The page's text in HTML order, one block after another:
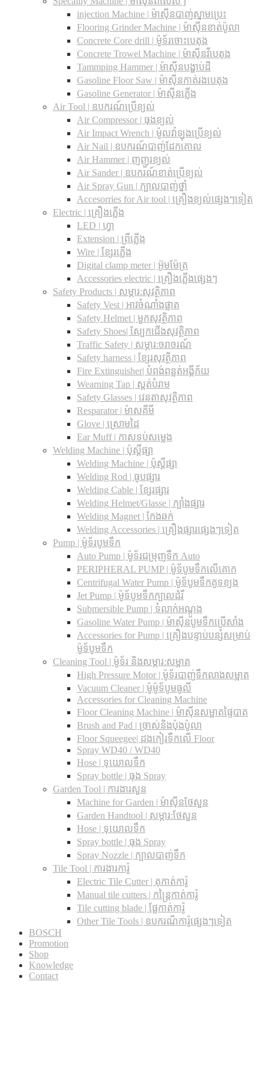
injection Machine | ម៉ាស៊ីនបាញ់ស្នាមប្រេះ
Flooring Grinder Machine | ម៉ាស៊ីនខាត់ប៉ូលា
Concrete Core drill | ម៉ូទ័រចោះបេតុង
Concrete Trowel Machine | ម៉ាស៊ីនវីបេតុង
Tammping Hammer | ម៉ាស៊ីនបង្ហាប់ដី
Gasoline Floor Saw | ម៉ាស៊ីនកាត់រងបេតុង
Gasoline Generator | ម៉ាស៊ីនភ្លើង
Air Tool | ឧបករណ៍ប្រើខ្យល់
Air Compressor | ធុងខ្យល់
Air Impact Wrench | ម៉ូលវ៉ាឡុងប្រើខ្យល់
Air Nail | ឧបករណ៍បាញ់ដែកគោល
Air Hammer | ញញួរខ្យល់
Air Sander | ឧបករណ៍ខាត់ប្រើខ្យល់
Air Spray Gun | ក្បាលបាញ់ថ្នាំ
Accesorries for Air tool | គ្រឿងខ្យល់ផ្សេងៗទៀត
Electric | គ្រឿងភ្លើង
LED | ហ្វា
Extension | ព្រីភ្លើង
Wire | ខ្សែរភ្លើង
Digital clamp meter | អ៊ូមម៉ែត្រ
Accessories electric | គ្រឿងភ្លើងផ្សេងៗ
Safety Products | សម្ភារ:សុវត្ថិភាព
Safety Vest | អាវចំណាំងផ្លាត
Safety Helmet | មួកសុវត្ថិភាព
Safety Shoes| ស្បែកជើងសុវត្ថិភាព
Traffic Safety​ | សម្ភារ:ចរាចរណ៍
Safety harness | ខ្សែរសុវត្ថិភាព
Fire Extinguisher| បំពង់ពន្លត់អង្គីភ័យ
Wearning Tap | ស្គត់បំរាម
Safety Glasses | វេនតាសុវត្ថិភាព
Resparator | ម៉ាសគីមី
Glove | ស្រោមដៃ
Ear Muff | កាសទប់សម្លេង
Welding Machine | ប៉ុស្តិ៍ផ្សា
Welding Machine | ប៉ុស្តិ៍ផ្សា
Welding Rod | ធូបផ្សារ
Welding Cable | ខ្សែរផ្សារ
Welding Helmet/Glasse | ក្បាំងផ្សារ
Welding Magnet | កែងឆក់
Welding Accessories | គ្រឿងផ្សារផ្សេងៗទៀត
Pump | ម៉ូទ័របូមទឹក
Auto Pump | ម៉ូទ័រជម្រុញទឹក Auto
PERIPHERAL PUMP | ម៉ូទ័បូមទឹកលើគោក
Centrifugal Water Pump | ម៉ូទ័បូមទឹកគូទខ្យង
Jet Pump | ម៉ូទ័បូមទឹកក្បាលដំរី
Submersible Pump | ទំលាក់អណ្តូង
Gasoline Water Pump | ម៉ាស៊ីនបូមទឹកប្រើសាំង
Accessories for Pump | គ្រឿងបន្ទាប់បន្សំសម្រាប់
ម៉ូទ័បូមទឹក
Cleaning Tool | ម៉ូទ័រ និងសម្ភារ:សម្អាត
High Pressure Motor | ម៉ូទ័របាញ់ទឹកលាងសម្អាត
Vacuum Cleaner | ម៉ូម៉ូទ័បូមធូលី
Accessories for Cleaning Machine
Floor Cleaning Machine | ម៉ាស៊ីនសម្អាតផ្ទៃបាត
Brush and Pad | ច្រាស់និងប៉ុងប៉ូលា
Floor Squeegee| ដងកៀរទឺកលើ Floor
Spray WD40 / WD40
Hose | ទុយោលទឹក
Spray bottle | ធុង Spray
Garden Tool | ការងារសួន
Machine for Garden | ម៉ាស៊ីនថែសួន
Garden Handtool | សម្ភារ:ថែសួន
Hose | ទុយោលទឹក
Spray bottle | ធុង Spray
Spray Nozzle | ក្បាលបាញ់ទឹក
Tile Tool | ការងារការ៉ូ
Electric Tile Cutter | តុកាត់ការ៉ូ
Manual tile cutters | កន្ត្រៃកាត់ការ៉ូ
Tile cutting blade | ផ្លែកាត់ការ៉ូ
Other Tile Tools | ឧបករណ៏ការ៉ូផ្សេងៗទៀត
BOSCH
Promotion
Shop
Knowledge
Contact